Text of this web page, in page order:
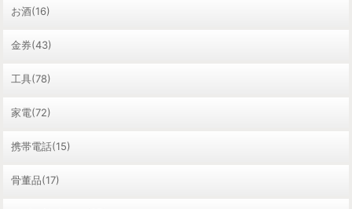
お酒(16)
金券(43)
工具(78)
家電(72)
携帯電話(15)
骨董品(17)